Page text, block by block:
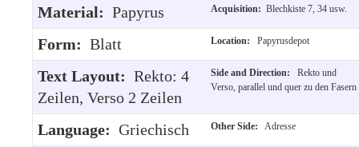
Material: Papyrus Acquisition: Blechkiste 7, 34 usw.
Form: Blatt Location: Papyrusdepot
Text Layout: Rekto: 4
Zeilen, Verso 2 Zeilen
Side and Direction:
Rekto und
Verso, parallel und quer zu den Fasern
Language: Griechisch Other Side: Adresse